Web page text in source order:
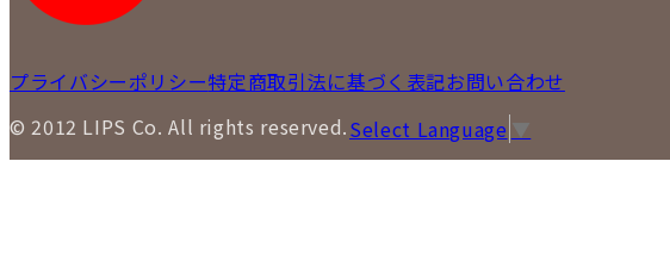
プライバシーポリシー特定商取引法に基づく表記お問い合わせ
© 2012 LIPS Co. All rights reserved.Select Language ▼